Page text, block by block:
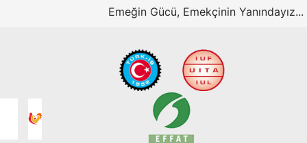
Emeğin Gücü, Emekçinin Yanındayız...